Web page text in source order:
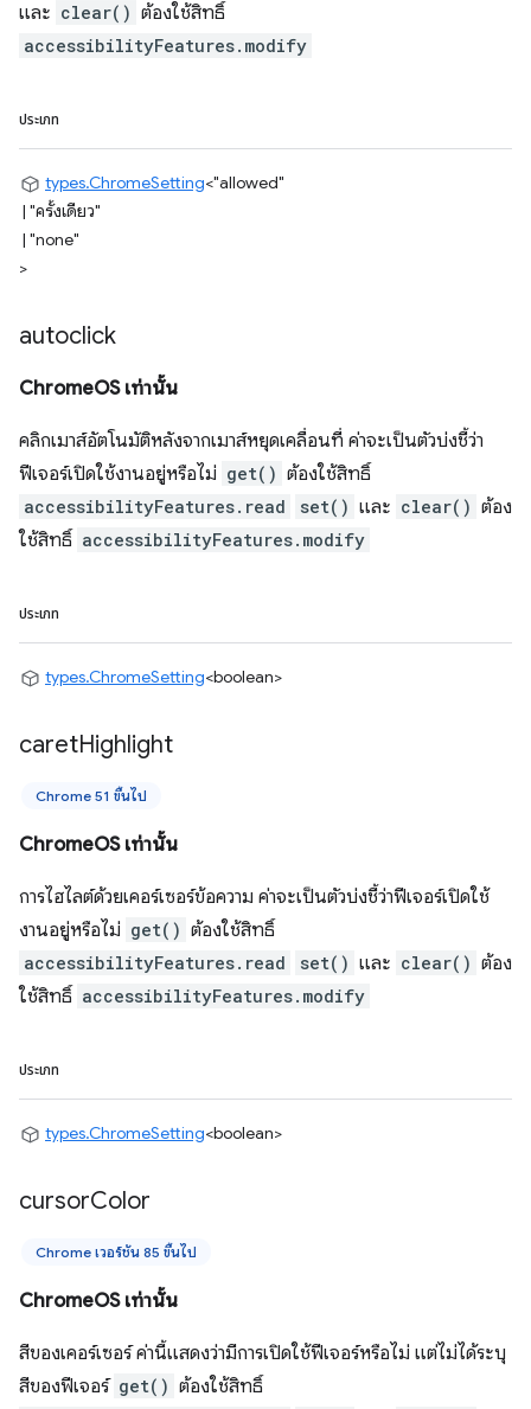
และ clear() ต้องใช้สิทธิ์
accessibilityFeatures.modify
ประเภท
types.ChromeSetting<"allowed"
| "ครั้งเดียว"
| "none"
>
autoclick
ChromeOS เท่านั้น
คลิกเมาส์อัตโนมัติหลังจากเมาส์หยุดเคลื่อนที่ ค่าจะเป็นตัวบ่งชี้ว่า
ฟีเจอร์เปิดใช้งานอยู่หรือไม่ get() ต้องใช้สิทธิ์
accessibilityFeatures.read set() และ clear() ต้อง
ใช้สิทธิ์ accessibilityFeatures.modify
ประเภท
types.ChromeSetting<boolean>
caretHighlight
Chrome 51 ขึ้นไป
ChromeOS เท่านั้น
การไฮไลต์ด้วยเคอร์เซอร์ข้อความ ค่าจะเป็นตัวบ่งชี้ว่าฟีเจอร์เปิดใช้
งานอยู่หรือไม่ get() ต้องใช้สิทธิ์
accessibilityFeatures.read set() และ clear() ต้อง
ใช้สิทธิ์ accessibilityFeatures.modify
ประเภท
types.ChromeSetting<boolean>
cursorColor
Chrome เวอร์ชัน 85 ขึ้นไป
ChromeOS เท่านั้น
สีของเคอร์เซอร์ ค่านี้แสดงว่ามีการเปิดใช้ฟีเจอร์หรือไม่ แต่ไม่ได้ระบุ
สีของฟีเจอร์ get() ต้องใช้สิทธิ์